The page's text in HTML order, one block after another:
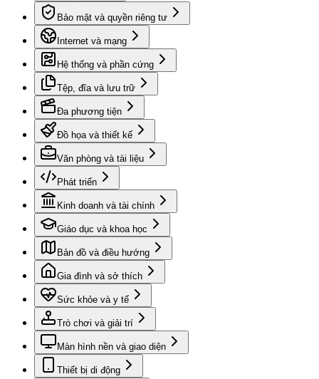
Bảo mật và quyền riêng tư
Internet và mạng
Hệ thống và phần cứng
Tệp, đĩa và lưu trữ
Đa phương tiện
Đồ họa và thiết kế
Văn phòng và tài liệu
Phát triển
Kinh doanh và tài chính
Giáo dục và khoa học
Bản đồ và điều hướng
Gia đình và sở thích
Sức khỏe và y tế
Trò chơi và giải trí
Màn hình nền và giao diện
Thiết bị di động